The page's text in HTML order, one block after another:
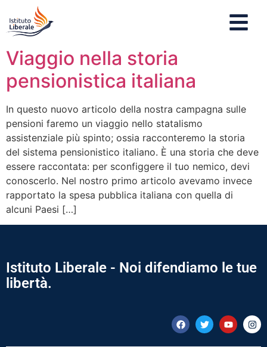
Viaggio nella storia
pensionistica italiana
In questo nuovo articolo della nostra campagna sulle
pensioni faremo un viaggio nello statalismo
assistenziale più spinto; ossia racconteremo la storia
del sistema pensionistico italiano. È una storia che deve
essere raccontata: per sconfiggere il tuo nemico, devi
conoscerlo. Nel nostro primo articolo avevamo invece
rapportato la spesa pubblica italiana con quella di
alcuni Paesi […]
Istituto Liberale - Noi difendiamo le tue
libertà.